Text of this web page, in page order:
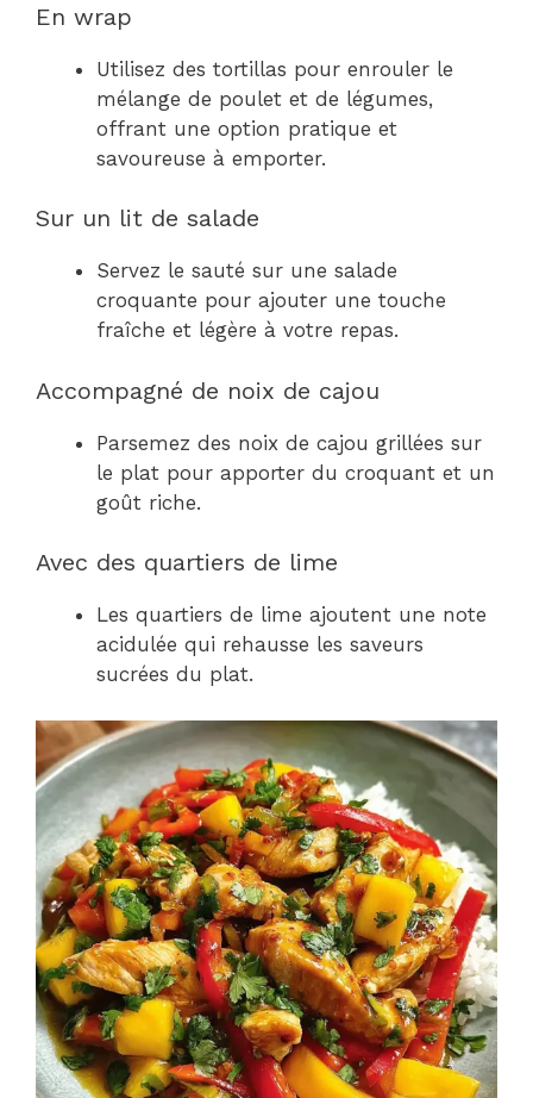
En wrap
Utilisez des tortillas pour enrouler le
mélange de poulet et de légumes,
offrant une option pratique et
savoureuse à emporter.
Sur un lit de salade
Servez le sauté sur une salade
croquante pour ajouter une touche
fraîche et légère à votre repas.
Accompagné de noix de cajou
Parsemez des noix de cajou grillées sur
le plat pour apporter du croquant et un
goût riche.
Avec des quartiers de lime
Les quartiers de lime ajoutent une note
acidulée qui rehausse les saveurs
sucrées du plat.